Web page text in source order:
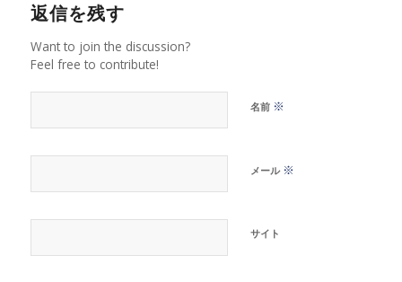
返信を残す
Want to join the discussion?
Feel free to contribute!
名前 ※
メール ※
サイト